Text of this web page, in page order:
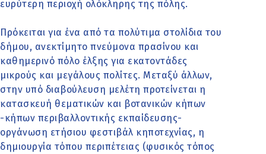
ευρύτερη περιοχή ολόκληρης της πόλης.
Πρόκειται για ένα από τα πολύτιμα στολίδια του
δήμου, ανεκτίμητο πνεύμονα πρασίνου και
καθημερινό πόλο έλξης για εκατοντάδες
μικρούς και μεγάλους πολίτες. Μεταξύ άλλων,
στην υπό διαβούλευση μελέτη προτείνεται η
κατασκευή θεματικών και βοτανικών κήπων
-κήπων περιβαλλοντικής εκπαίδευσης-
οργάνωση ετήσιου φεστιβάλ κηποτεχνίας, η
δημιουργία τόπου περιπέτειας (φυσικός τόπος